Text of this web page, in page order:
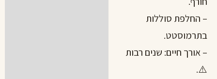
– החלפת סוללות
בתרמוסטט.
– אורך חיים: שנים רבות
⚠️.